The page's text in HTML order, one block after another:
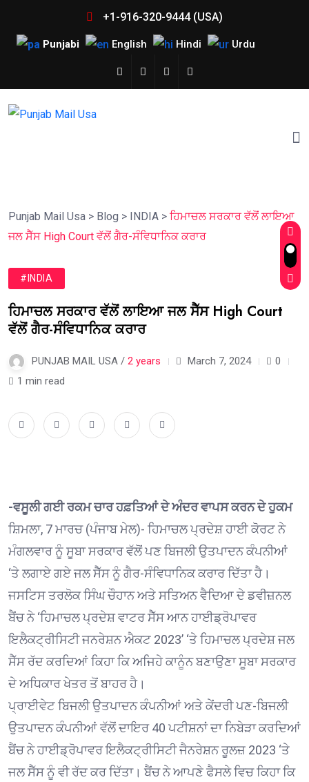
+1-916-320-9444 (USA)
Punjabi English Hindi Urdu
Punjab Mail Usa > Blog > INDIA > ਹਿਮਾਚਲ ਸਰਕਾਰ ਵੱਲੋਂ ਲਾਇਆ
ਜਲ ਸੈੱਸ High Court ਵੱਲੋਂ ਗੈਰ-ਸੰਵਿਧਾਨਿਕ ਕਰਾਰ
#INDIA
ਹਿਮਾਚਲ ਸਰਕਾਰ ਵੱਲੋਂ ਲਾਇਆ ਜਲ ਸੈੱਸ High Court
ਵੱਲੋਂ ਗੈਰ-ਸੰਵਿਧਾਨਿਕ ਕਰਾਰ
PUNJAB MAIL USA / 2 years March 7, 2024
0
1 min read
-ਵਸੂਲੀ ਗਈ ਰਕਮ ਚਾਰ ਹਫ਼ਤਿਆਂ ਦੇ ਅੰਦਰ ਵਾਪਸ ਕਰਨ ਦੇ ਹੁਕਮ
ਸ਼ਿਮਲਾ, 7 ਮਾਰਚ (ਪੰਜਾਬ ਮੇਲ)- ਹਿਮਾਚਲ ਪ੍ਰਦੇਸ਼ ਹਾਈ ਕੋਰਟ ਨੇ
ਮੰਗਲਵਾਰ ਨੂੰ ਸੂਬਾ ਸਰਕਾਰ ਵੱਲੋਂ ਪਣ ਬਿਜਲੀ ਉਤਪਾਦਨ ਕੰਪਨੀਆਂ
‘ਤੇ ਲਗਾਏ ਗਏ ਜਲ ਸੈੱਸ ਨੂੰ ਗੈਰ-ਸੰਵਿਧਾਨਿਕ ਕਰਾਰ ਦਿੱਤਾ ਹੈ।
ਜਸਟਿਸ ਤਰਲੋਕ ਸਿੰਘ ਚੌਹਾਨ ਅਤੇ ਸਤਿਅਨ ਵੈਦਿਆ ਦੇ ਡਵੀਜ਼ਨਲ
ਬੈਂਚ ਨੇ ‘ਹਿਮਾਚਲ ਪ੍ਰਦੇਸ਼ ਵਾਟਰ ਸੈੱਸ ਆਨ ਹਾਈਡ੍ਰੋਪਾਵਰ
ਇਲੈਕਟ੍ਰੀਸਿਟੀ ਜਨਰੇਸ਼ਨ ਐਕਟ 2023’ ‘ਤੇ ਹਿਮਾਚਲ ਪ੍ਰਦੇਸ਼ ਜਲ
ਸੈੱਸ ਰੱਦ ਕਰਦਿਆਂ ਕਿਹਾ ਕਿ ਅਜਿਹੇ ਕਾਨੂੰਨ ਬਣਾਉਣਾ ਸੂਬਾ ਸਰਕਾਰ
ਦੇ ਅਧਿਕਾਰ ਖੇਤਰ ਤੋਂ ਬਾਹਰ ਹੈ।
ਪ੍ਰਾਈਵੇਟ ਬਿਜਲੀ ਉਤਪਾਦਨ ਕੰਪਨੀਆਂ ਅਤੇ ਕੇਂਦਰੀ ਪਣ-ਬਿਜਲੀ
ਉਤਪਾਦਨ ਕੰਪਨੀਆਂ ਵੱਲੋਂ ਦਾਇਰ 40 ਪਟੀਸ਼ਨਾਂ ਦਾ ਨਿਬੇੜਾ ਕਰਦਿਆਂ
ਬੈਂਚ ਨੇ ਹਾਈਡ੍ਰੋਪਾਵਰ ਇਲੈਕਟ੍ਰੀਸਿਟੀ ਜੈਨਰੇਸ਼ਨ ਰੂਲਜ਼ 2023 ‘ਤੇ
ਜਲ ਸੈੱਸ ਨੂੰ ਵੀ ਰੱਦ ਕਰ ਦਿੱਤਾ। ਬੈਂਚ ਨੇ ਆਪਣੇ ਫੈਸਲੇ ਵਿਚ ਕਿਹਾ ਕਿ